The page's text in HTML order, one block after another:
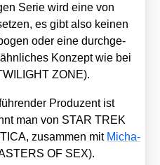
Serie wird eine von
es gibt also kei­nen
oder eine durch­ge­
Kon­zept wie bei
ZONE).
Pro­du­zent ist
man von STAR TREK
zusam­men mit Micha­
OF SEX).